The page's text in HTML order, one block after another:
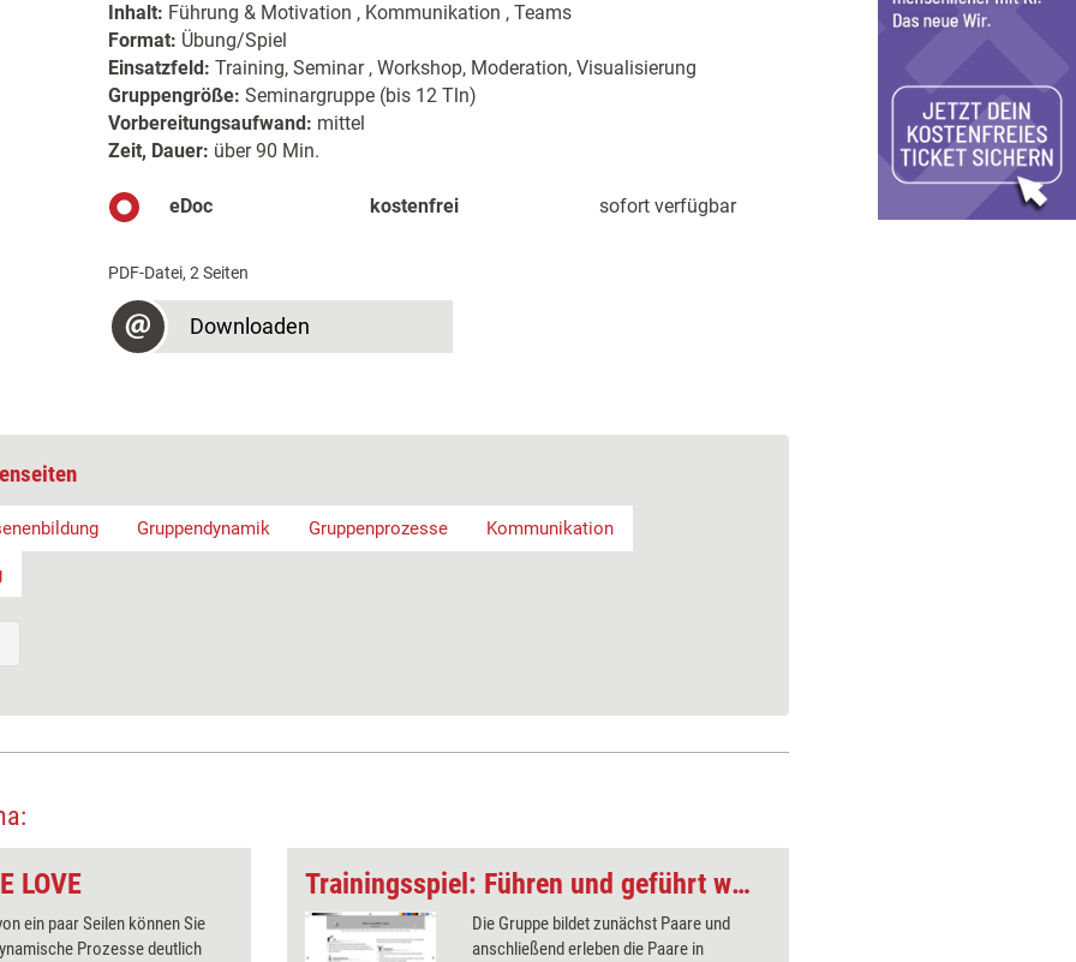
Inhalt: Führung & Motivation , Kommunikation , Teams
Format: Übung/Spiel
Einsatzfeld: Training, Seminar , Workshop, Moderation, Visualisierung
Gruppengröße: Seminargruppe (bis 12 Tln)
Vorbereitungsaufwand: mittel
Zeit, Dauer: über 90 Min.
eDoc kostenfrei sofort verfügbar
PDF-Datei, 2 Seiten
Downloaden
Gruppendynamik Gruppenprozesse Kommunikation
LOVE
ein paar Seilen können Sie
Prozesse deutlich
Trainingsspiel: Führen und geführt werden
Die Gruppe bildet zunächst Paare und
anschließend erleben die Paare in